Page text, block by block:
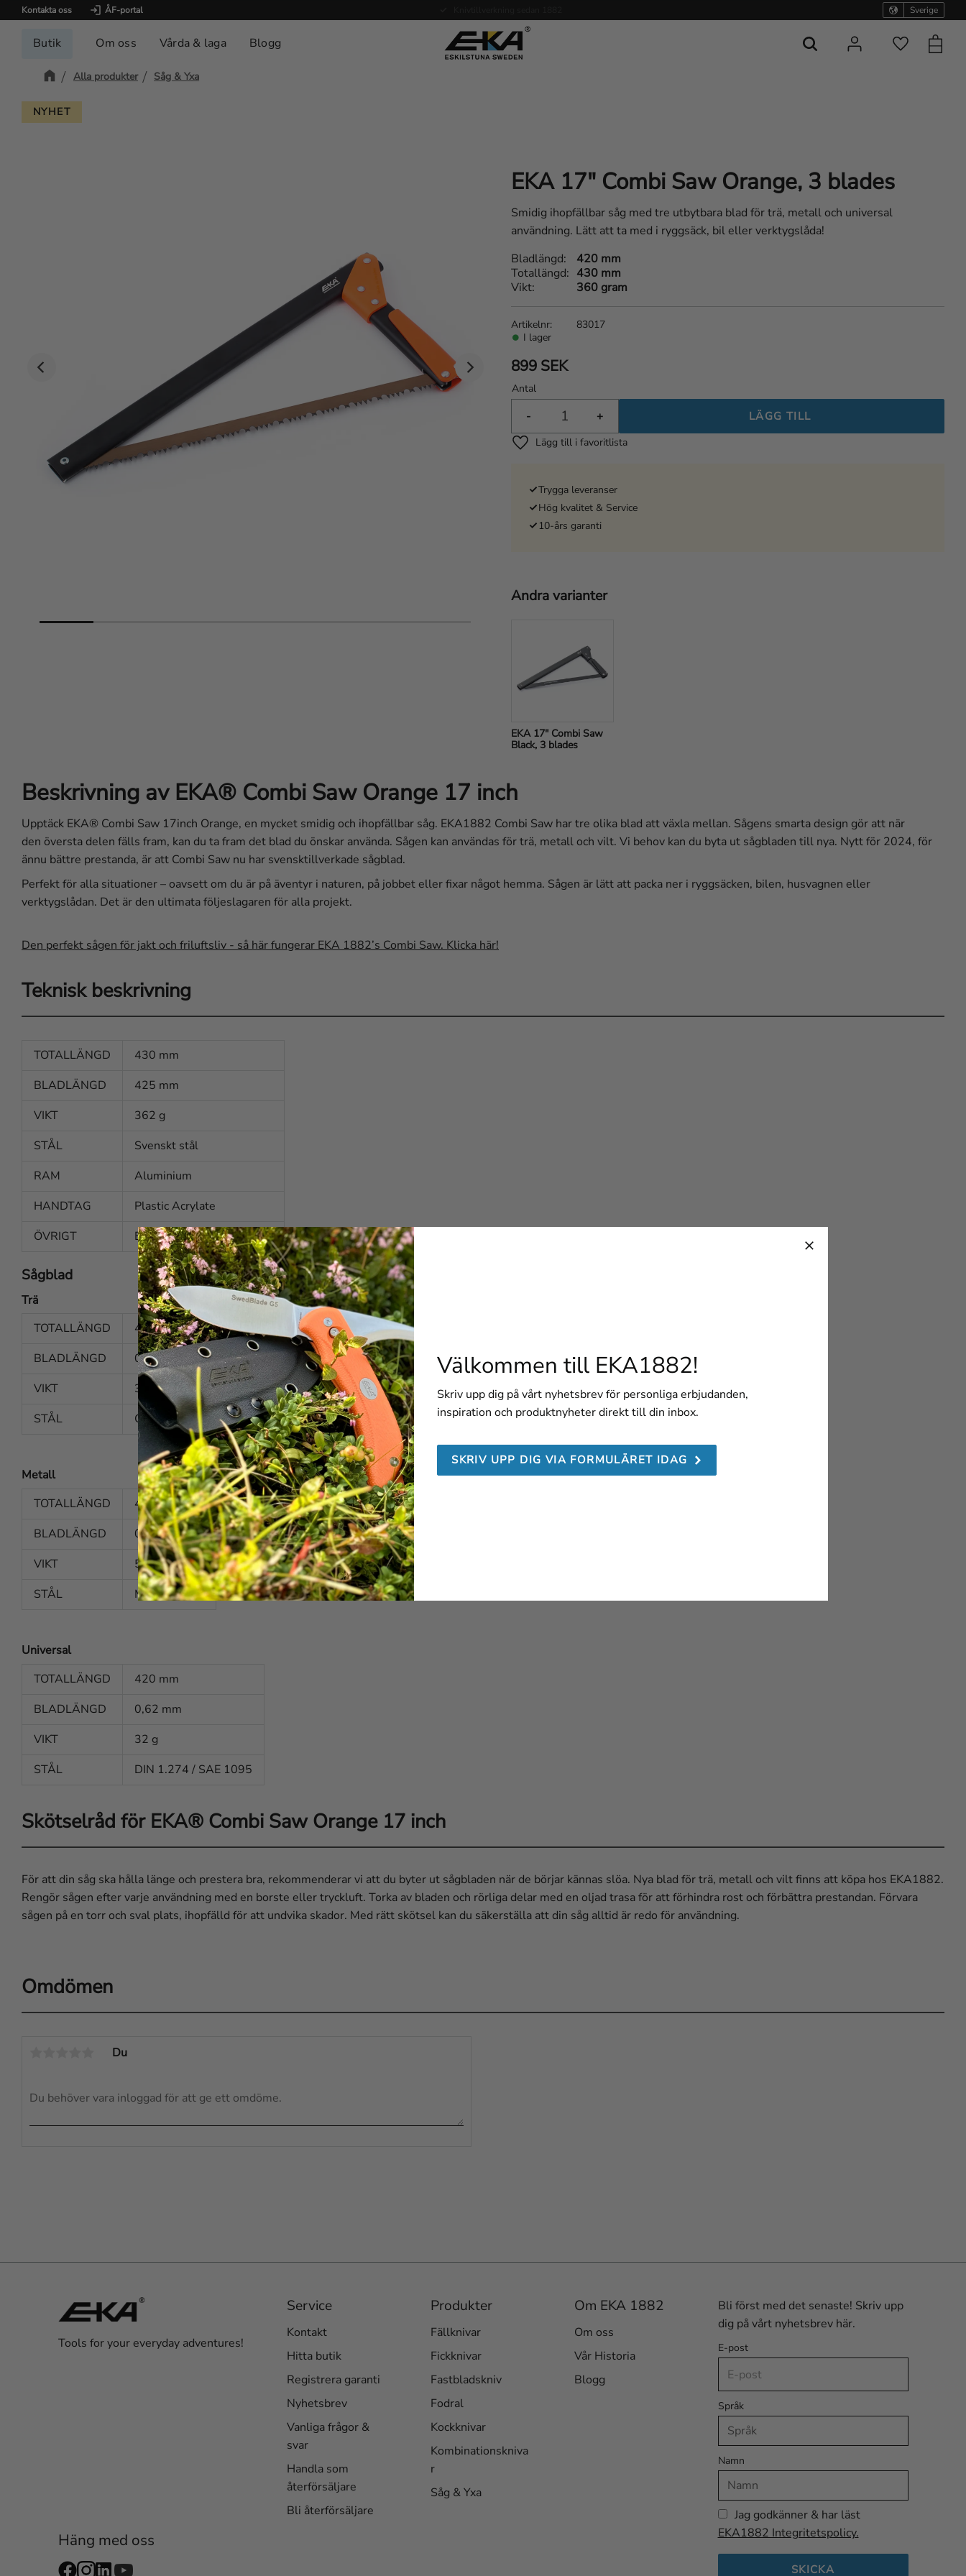
Kontakta oss ÅF-portal Sverige
Butik Om oss Vårda & laga Blogg Favoriter
Alla produkter Såg & Yxa
NYHET
EKA 17" Combi Saw Orange, 3 blades
Smidig ihopfällbar såg med tre utbytbara blad för trä, metall och universal
användning. Lätt att ta med i ryggsäck, bil eller verktygslåda!
899SEK
Antal
+
-
Lägg till i favoriter
I lager
Artikelnr 83017
Bladlängd
420 mm
Totallängd
430 mm
Vikt
360 gram
Trygga leveranser
Hög kvalitet & Service
10-års garanti
Andra varianter
EKA 17" Combi Saw
Black, 3 blades
Beskrivning av EKA® Combi Saw Orange 17 inch
Upptäck EKA® Combi Saw 17inch Orange, en mycket smidig och ihopfällbar såg. EKA1882 Combi Saw har tre olika blad att växla mellan. Sågens smarta design gör att när
den översta delen fälls fram, kan du ta fram det blad du önskar använda. Sågen kan användas för trä, metall och vilt. Vi behov kan du byta ut sågbladen till nya. Nytt för 2024, för
ännu bättre prestanda, är att Combi Saw nu har svensktillverkade sågblad.
Perfekt för alla situationer – oavsett om du är på äventyr i naturen, på jobbet eller fixar något hemma. Sågen är lätt att packa ner i ryggsäcken, bilen, husvagnen eller
verktygslådan. Det är den ultimata följeslagaren för alla projekt.
Den perfekt sågen för jakt och friluftsliv - så här fungerar EKA 1882’s Combi Saw. Klicka här!
Teknisk beskrivning
TOTALLÄNGD
430 mm
BLADLÄNGD
425 mm
VIKT
362 g
STÅL
Svenskt stål
RAM
Aluminium
HANDTAG
Plastic Acrylate
ÖVRIGT
Blad för trä, metall och vilt
Sågblad
Trä
TOTALLÄNGD
420 mm
BLADLÄNGD
0,72 mm
VIKT
34 g
STÅL
C75S
Metall
TOTALLÄNGD
420 mm
BLADLÄNGD
0,90 mm
VIKT
51 g
STÅL
Matrix II/D6A
Universal
TOTALLÄNGD
420 mm
BLADLÄNGD
0,62 mm
VIKT
32 g
STÅL
DIN 1.274 / SAE 1095
Skötselråd för EKA® Combi Saw Orange 17 inch
För att din såg ska hålla länge och prestera bra, rekommenderar vi att du byter ut sågbladen när de börjar kännas slöa. Nya blad för trä, metall och vilt finns att köpa hos EKA1882.
Rengör sågen efter varje användning med en borste eller tryckluft. Torka av bladen och rörliga delar med en oljad trasa för att förhindra rost och förbättra prestandan. Förvara
sågen på en torr och sval plats, ihopfälld för att undvika skador. Med rätt skötsel kan du säkerställa att din såg alltid är redo för användning.
Omdömen
Du
Tools for your everyday adventures!
Service
Kontakt
Hitta butik
Registrera garanti
Nyhetsbrev
Vanliga frågor &
svar
Handla som
återförsäljare
Bli återförsäljare
Produkter
Fällknivar
Fickknivar
Fastbladskniv
Fodral
Kockknivar
Kombinationskniva
r
Såg & Yxa
Om EKA 1882
Om oss
Vår Historia
Blogg
Häng med oss
Bli först med det senaste! Skriv upp
dig på vårt nyhetsbrev här.
E-post
Språk
Namn
Jag godkänner & har läst
EKA1882 Integritetspolicy.
SKICKA
Välkommen till EKA1882!
Skriv upp dig på vårt nyhetsbrev för personliga erbjudanden,
inspiration och produktnyheter direkt till din inbox.
SKRIV UPP DIG VIA FORMULÄRET IDAG